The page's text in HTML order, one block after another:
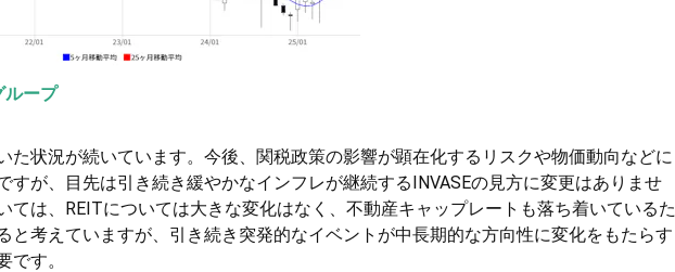
ループ
た状況が続いています。今後、関税政策の影響が顕在化するリスクや物価動向などに
すが、目先は引き続き緩やかなインフレが継続するINVASEの見方に変更はありませ
ては、REITについては大きな変化はなく、不動産キャップレートも落ち着いているた
と考えていますが、引き続き突発的なイベントが中長期的な方向性に変化をもたらす
です。